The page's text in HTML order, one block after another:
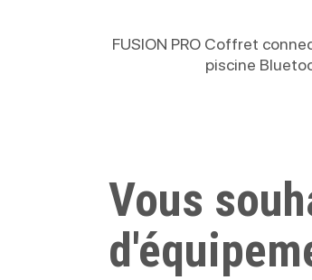
FUSION PRO Coffret
piscine
Vous